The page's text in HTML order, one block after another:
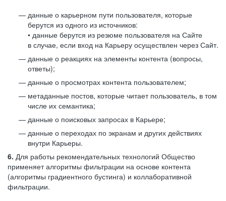
данные о карьерном пути пользователя, которые
берутся из одного из источников:
• данные берутся из резюме пользователя на Сайте
в случае, если вход на Карьеру осуществлен через Сайт.
данные о реакциях на элементы контента (вопросы,
ответы);
данные о просмотрах контента пользователем;
метаданные постов, которые читает пользователь, в том
числе их семантика;
данные о поисковых запросах в Карьере;
данные о переходах по экранам и других действиях
внутри Карьеры.
6. Для работы рекомендательных технологий Общество
применяет алгоритмы фильтрации на основе контента
(алгоритмы градиентного бустинга) и коллаборативной
фильтрации.